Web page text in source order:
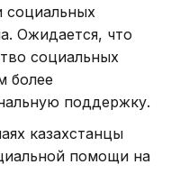
Ожидается, что
социальных
более
поддержку.
казахстанцы
помощи на